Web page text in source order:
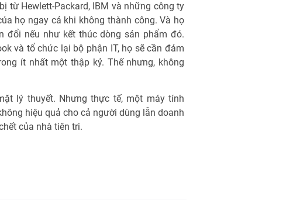
từ Hewlett-Packard, IBM và những công ty
họ ngay cả khi không thành công. Và họ
đổi nếu như kết thúc dòng sản phẩm đó.
và tổ chức lại bộ phận IT, họ sẽ cần đảm
ít nhất một thập kỷ. Thế nhưng, không
lý thuyết. Nhưng thực tế, một máy tính
hiệu quả cho cả người dùng lẫn doanh
của nhà tiên tri.